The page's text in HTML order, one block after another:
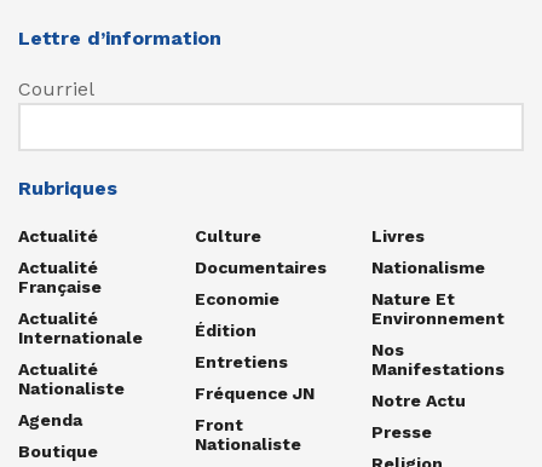
Lettre d’information
Courriel
Rubriques
Actualité
Actualité
Française
Actualité
Internationale
Actualité
Nationaliste
Agenda
Boutique
Culture
Documentaires
Economie
Édition
Entretiens
Fréquence JN
Front
Nationaliste
Livres
Nationalisme
Nature Et
Environnement
Nos
Manifestations
Notre Actu
Presse